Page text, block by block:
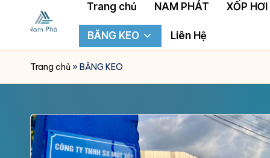
M
Ú
X
Ố
Ty
Tnhh
Xuất
Mút
Xốp
Trang chủ NAM PHÁT XỐP HƠI
BĂNG KEO Liên Hệ
Trang chủ»BĂNG KEO